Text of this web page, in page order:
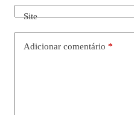
Site
Adicionar comentário *